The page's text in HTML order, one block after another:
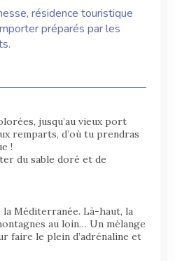
résidence touristique
préparés par les
jusqu’au vieux port
remparts, d’où tu prendras
!
du sable doré et de
la Méditerranée. Là-haut, la
au loin… Un mélange
faire le plein d’adrénaline et